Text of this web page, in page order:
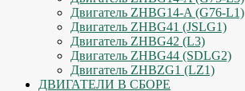
Двигатель ZHBG14-A (G76-L1)
Двигатель ZHBG41 (JSLG1)
Двигатель ZHBG42 (L3)
Двигатель ZHBG44 (SDLG2)
Двигатель ZHBZG1 (LZ1)
ДВИГАТЕЛИ В СБОРЕ